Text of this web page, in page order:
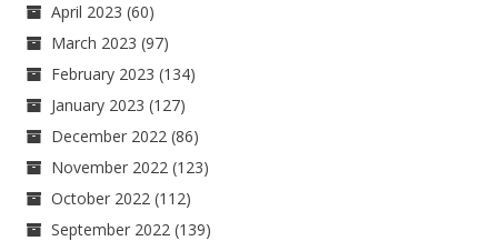
April 2023 (60)
March 2023 (97)
February 2023 (134)
January 2023 (127)
December 2022 (86)
November 2022 (123)
October 2022 (112)
September 2022 (139)